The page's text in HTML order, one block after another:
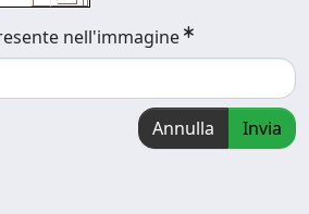
nell'immagine
Annulla Invia